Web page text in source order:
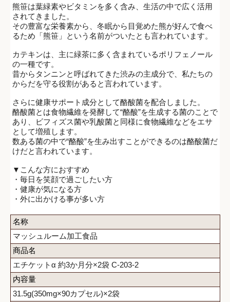
熊笹は葉緑素やビタミンを多く含み、生活の中で広く活用
されてきました。
その豊富な栄養素から、冬眠から目覚めた熊が好んで食べ
るため「熊笹」という名前がついたとも言われています。
カテキンは、主に緑茶に多く含まれているポリフェノール
の一種です。
昔からタンニンと呼ばれてきた渋みの主成分で、私たちの
からだを守る役割があると言われています。
さらに健康サポート成分として酪酸菌を配合しました。
酪酸菌とは食物繊維を発酵して“酪酸”を生成する菌のことで
あり、ビフィズス菌や乳酸菌と同様に食物繊維などをエサ
として増殖します。
数ある菌の中で“酪酸”を生み出すことができるのは酪酸菌だ
けだと言われています。
▼こんな方におすすめ
・毎日を笑顔で過ごしたい方
・健康が気になる方
・外に出かける事が多い方
名称
マッシュルーム加工食品
商品名
エチケットα 約3か月分×2袋 C-203-2
内容量
31.5g(350mg×90カプセル)×2袋